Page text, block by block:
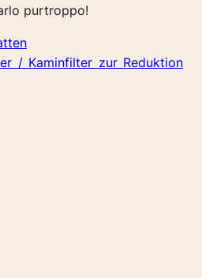
purtroppo!
/ Kaminfilter zur Reduktion